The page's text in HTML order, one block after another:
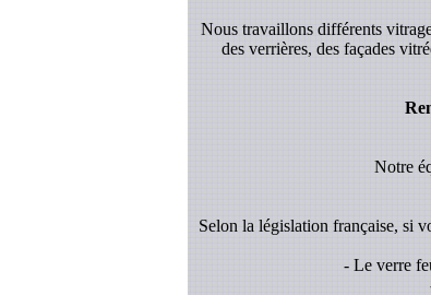
Nous travaillons différents
des verrières, des façades
Notre
Selon la législation française, si
- Le verre